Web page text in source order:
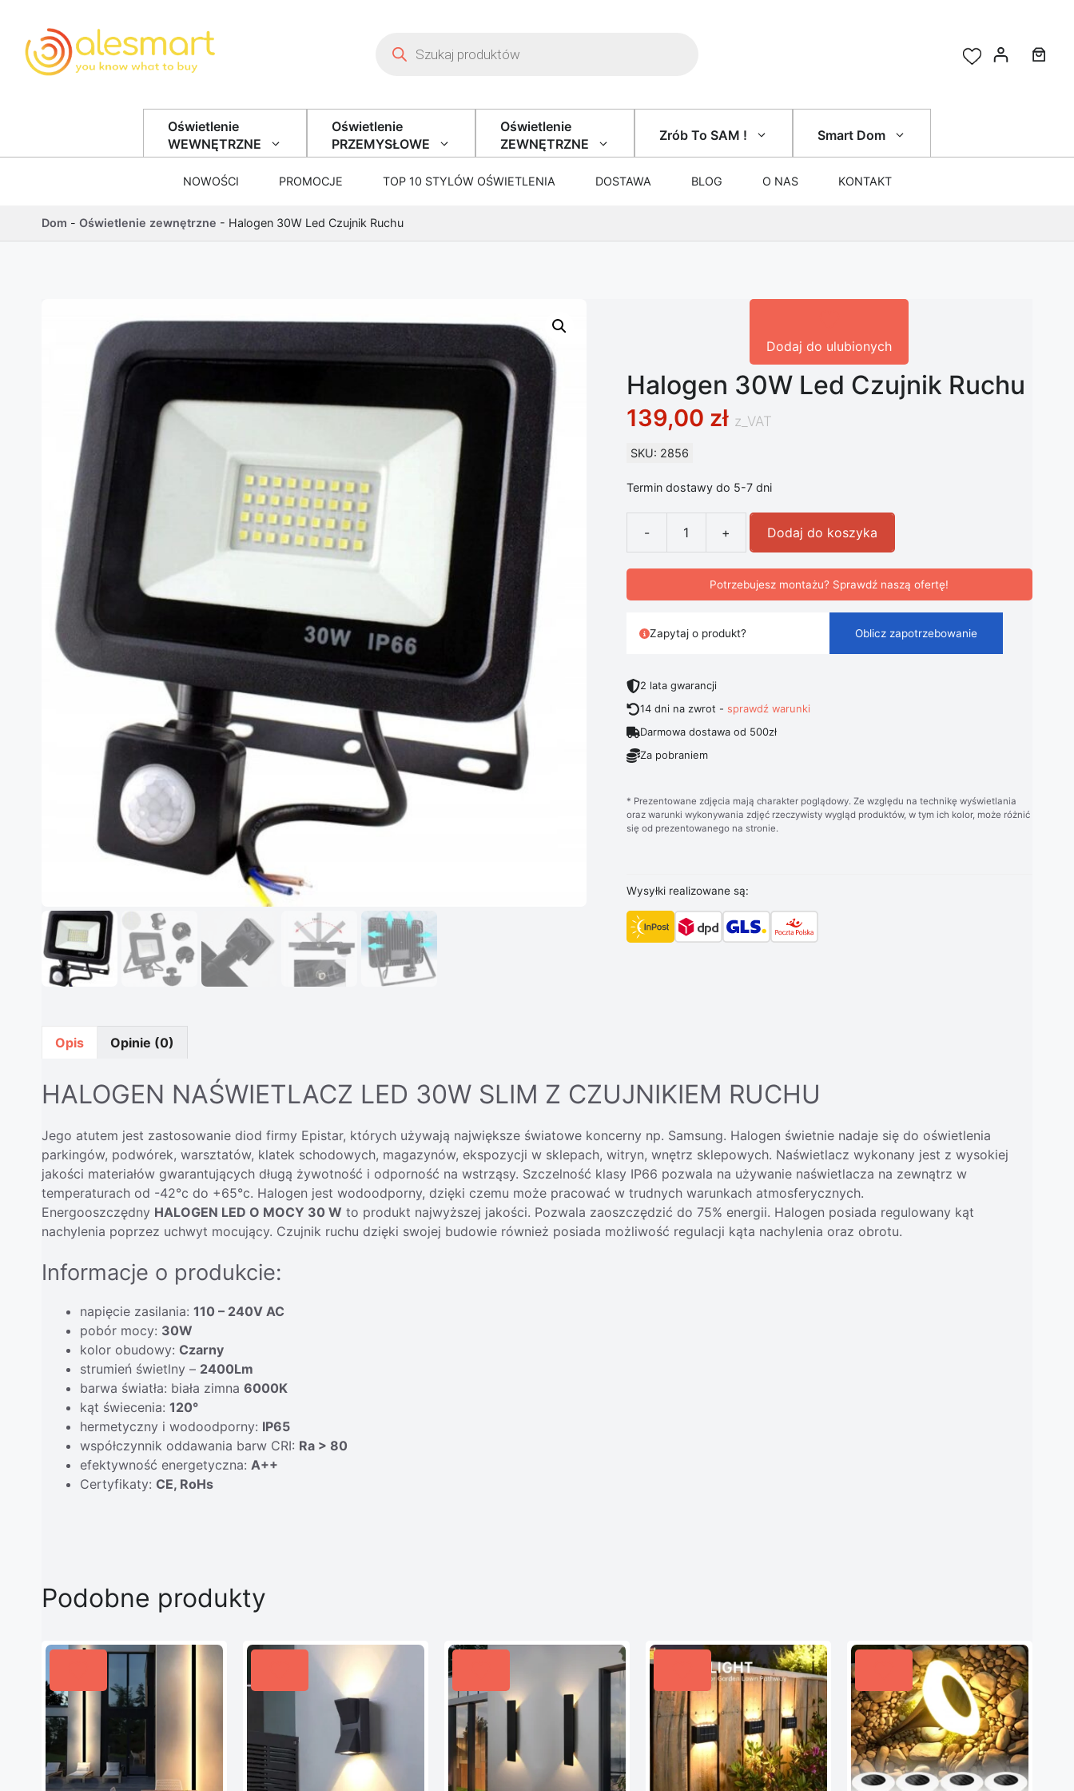
Oświetlenie
WEWNĘTRZNE
Oświetlenie
PRZEMYSŁOWE
Oświetlenie
ZEWNĘTRZNE
Zrób To SAM ! Smart Dom
NOWOŚCI PROMOCJE TOP 10 STYLÓW OŚWIETLENIA DOSTAWA BLOG O NAS KONTAKT
Dom - Oświetlenie zewnętrzne - Halogen 30W Led Czujnik Ruchu
Dodaj do ulubionych
Halogen 30W Led Czujnik Ruchu
139,00 zł z_VAT
SKU: 2856
Termin dostawy do 5-7 dni
-
ilość Halogen 30W Led Czujnik Ruchu
+ Dodaj do koszyka
Potrzebujesz montażu? Sprawdź naszą ofertę!
Zapytaj o produkt? Oblicz zapotrzebowanie
2 lata gwarancji
14 dni na zwrot -sprawdź warunki
Darmowa dostawa od 500zł
Za pobraniem
* Prezentowane zdjęcia mają charakter poglądowy. Ze względu na technikę wyświetlania
oraz warunki wykonywania zdjęć rzeczywisty wygląd produktów, w tym ich kolor, może różnić
się od prezentowanego na stronie.
Wysyłki realizowane są:
Opis Opinie (0)
HALOGEN NAŚWIETLACZ LED 30W SLIM Z CZUJNIKIEM RUCHU
Jego atutem jest zastosowanie diod firmy Epistar, których używają największe światowe koncerny np. Samsung. Halogen świetnie nadaje się do oświetlenia
parkingów, podwórek, warsztatów, klatek schodowych, magazynów, ekspozycji w sklepach, witryn, wnętrz sklepowych. Naświetlacz wykonany jest z wysokiej
jakości materiałów gwarantujących długą żywotność i odporność na wstrząsy. Szczelność klasy IP66 pozwala na używanie naświetlacza na zewnątrz w
temperaturach od -42°c do +65°c. Halogen jest wodoodporny, dzięki czemu może pracować w trudnych warunkach atmosferycznych.
Energooszczędny HALOGEN LED O MOCY 30 W to produkt najwyższej jakości. Pozwala zaoszczędzić do 75% energii. Halogen posiada regulowany kąt
nachylenia poprzez uchwyt mocujący. Czujnik ruchu dzięki swojej budowie również posiada możliwość regulacji kąta nachylenia oraz obrotu.
Informacje o produkcie:
napięcie zasilania: 110 – 240V AC
pobór mocy: 30W
kolor obudowy: Czarny
strumień świetlny – 2400Lm
barwa światła: biała zimna 6000K
kąt świecenia: 120°
hermetyczny i wodoodporny: IP65
współczynnik oddawania barw CRI: Ra > 80
efektywność energetyczna: A++
Certyfikaty: CE, RoHs
Podobne produkty